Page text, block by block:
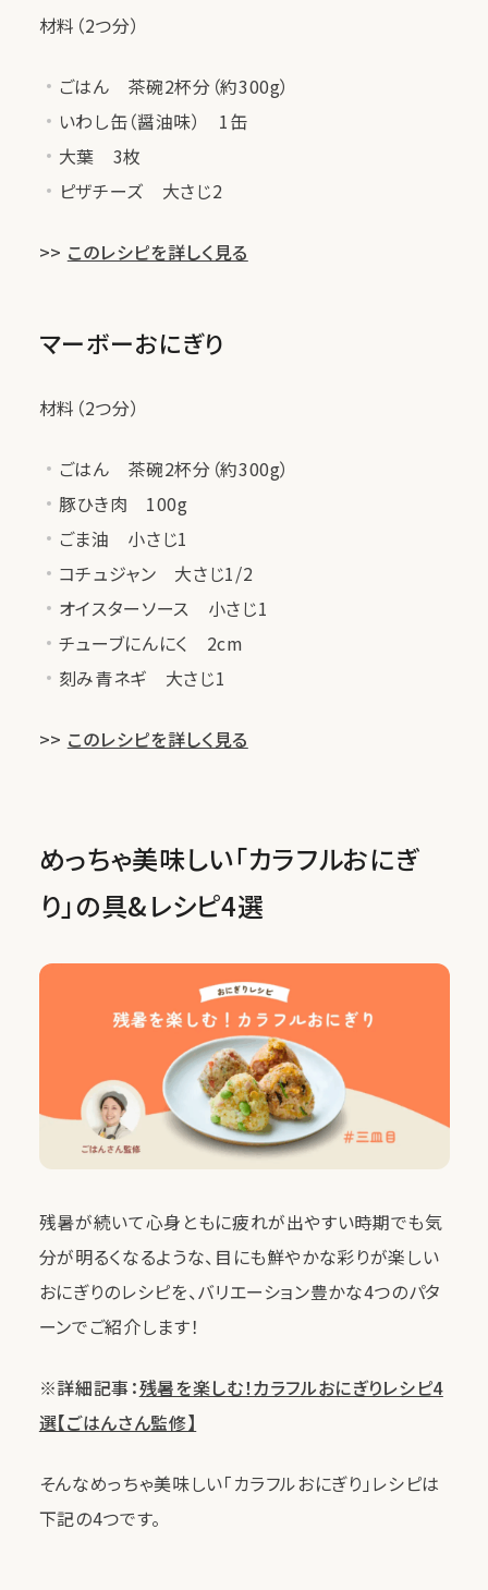
材料（2つ分）
ごはん 茶碗2杯分（約300g）
いわし缶（醤油味） 1缶
大葉 3枚
ピザチーズ 大さじ2
>> このレシピを詳しく見る
マーボーおにぎり
材料（2つ分）
ごはん 茶碗2杯分（約300g）
豚ひき肉 100g
ごま油 小さじ1
コチュジャン 大さじ1/2
オイスターソース 小さじ1
チューブにんにく 2cm
刻み青ネギ 大さじ1
>> このレシピを詳しく見る
めっちゃ美味しい「カラフルおにぎ
り」の具&レシピ4選
残暑が続いて心身ともに疲れが出やすい時期でも気
分が明るくなるような、目にも鮮やかな彩りが楽しい
おにぎりのレシピを、バリエーション豊かな4つのパタ
ーンでご紹介します！
※詳細記事：残暑を楽しむ！カラフルおにぎりレシピ4
選【ごはんさん監修】
そんなめっちゃ美味しい「カラフルおにぎり」レシピは
下記の4つです。